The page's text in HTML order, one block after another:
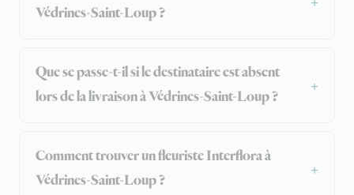
Védrines-Saint-Loup ?
Que se passe-t-il si le destinataire est absent
lors de la livraison à Védrines-Saint-Loup ?
Comment trouver un fleuriste Interflora à
Védrines-Saint-Loup ?